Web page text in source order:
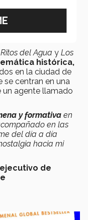
del Agua y Los
histórica,
en la ciudad de
se centran en una
un agente llamado
y formativa en
en las
del día a día
hacia mi
de